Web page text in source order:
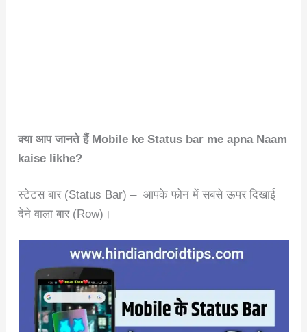
क्या आप जानते हैं Mobile ke Status bar me apna Naam
kaise likhe?
स्टेटस बार (Status Bar) – आपके फोन में सबसे ऊपर दिखाई
देने वाला बार (Row)।